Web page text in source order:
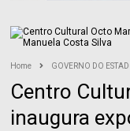
Home GOVERNO DO
Centro
inaugura